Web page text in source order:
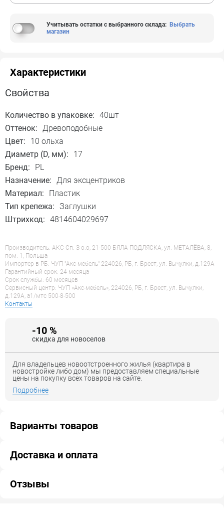
Учитывать остатки с выбранного склада: Выбрать
магазин
Характеристики
Свойства
Количество в упаковке: 40шт
Оттенок: Древоподобные
Цвет:
10 ольха
Диаметр (D, мм):
17
Бренд:
PL
Назначение: Для эксцентриков
Материал:
Пластик
Тип крепежа: Заглушки
Штрихкод: 4814604029697
Производитель: АКС Сп. З о.о, 21-500 БЯЛА ПОДЛЯСКА, ул. МЕТАЛЁВА, 8,
пом. 1, Польша
Импортер в РБ: ЧУП "Акс-мебель" 224026, РБ, г. Брест, ул. Вычулки, д.129А
Гарантийный срок: 24 месяца
Срок службы: 60 месяцев
Сервисный центр: ЧУП «Акс-мебель», 224026, РБ, г. Брест, ул. Вычулки,
д.129А, a1/мтс 500-8-500
Контакты
-10 %
скидка для новоселов
Для владельцев новоотстроенного жилья (квартира в
новостройке либо дом) мы предоставляем специальные
цены на покупку всех товаров на сайте.
Подробнее
Варианты товаров
Доставка и оплата
Отзывы